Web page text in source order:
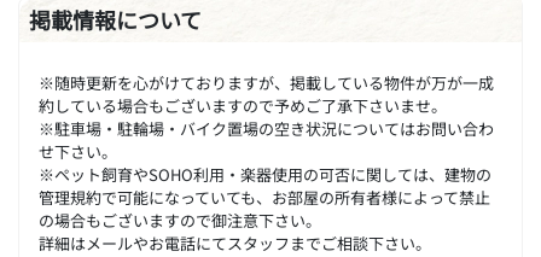
掲載情報について
※随時更新を心がけておりますが、掲載している物件が万が一成
約している場合もございますので予めご了承下さいませ。
※駐車場・駐輪場・バイク置場の空き状況についてはお問い合わ
せ下さい。
※ペット飼育やSOHO利用・楽器使用の可否に関しては、建物の
管理規約で可能になっていても、お部屋の所有者様によって禁止
の場合もございますので御注意下さい。
詳細はメールやお電話にてスタッフまでご相談下さい。